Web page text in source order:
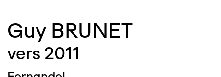
Guy BRUNET
vers 2011